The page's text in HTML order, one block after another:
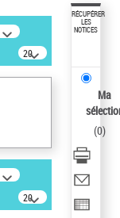
20
résultats/page
20
résultats/page
RÉCUPÉRER
LES
NOTICES
Ma
(0)